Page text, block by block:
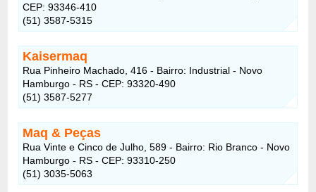
CEP: 93346-410
(51) 3587-5315
Kaisermaq
Rua Pinheiro Machado, 416 - Bairro: Industrial - Novo
Hamburgo - RS - CEP: 93320-490
(51) 3587-5277
Maq & Peças
Rua Vinte e Cinco de Julho, 589 - Bairro: Rio Branco - Novo
Hamburgo - RS - CEP: 93310-250
(51) 3035-5063